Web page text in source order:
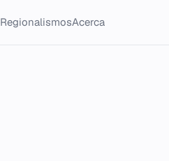
RegionalismosAcerca